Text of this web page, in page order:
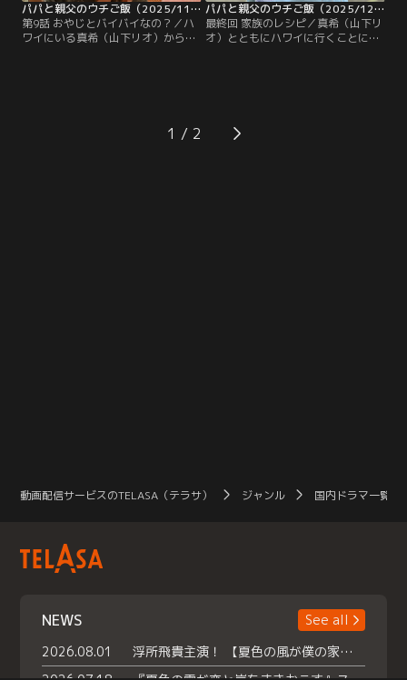
パパと親父のウチご飯（2025/11/29放送分）第09話
第9話 おやじとバイバイなの？／ハ
ワイにいる真希（山下リオ）から
ハワイに戻るということを意味して
いた…千石は「10カ月一緒にいて、
パパと親父のウチご飯（2025/12/06放送分）第10話（最終話）
最終回 家族のレシピ／真希（山下リ
オ）とともにハワイに行くことにな
しい時間を過ごす一方、どうしても
寂しさを隠すことができない千石に
1
動画配信サービスのTELASA（テラサ） ジャンル 国内ドラマ一覧（
NEWS
See all
2026.08.01
浮所飛貴主演！ 【夏色の風が僕の家にやってきた】 本日よりテラサで独占配信スタート！